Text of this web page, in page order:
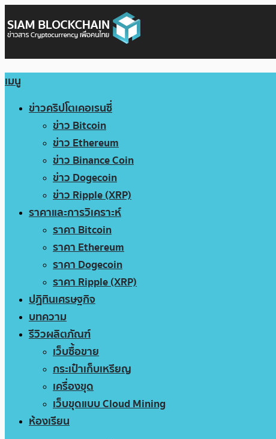
เมนู
ข่าวคริปโตเคอเรนซี่
ข่าว Bitcoin
ข่าว Ethereum
ข่าว Binance Coin
ข่าว Dogecoin
ข่าว Ripple (XRP)
ราคาและการวิเคราะห์
ราคา Bitcoin
ราคา Ethereum
ราคา Dogecoin
ราคา Ripple (XRP)
ปฏิทินเศรษฐกิจ
บทความ
รีวิวผลิตภัณฑ์
เว็บซื้อขาย
กระเป๋าเก็บเหรียญ
เครื่องขุด
เว็บขุดแบบ Cloud Mining
ห้องเรียน